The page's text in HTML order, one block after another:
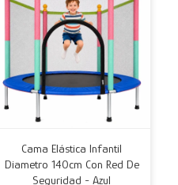
Cama Elástica Infantil
Diametro 140cm Con Red De
Seguridad - Azul